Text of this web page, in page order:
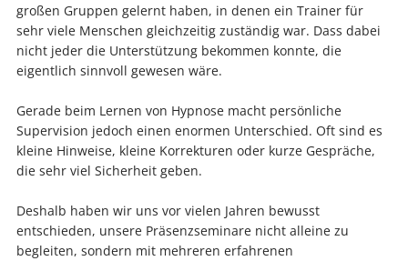
großen Gruppen gelernt haben, in denen ein Trainer für
sehr viele Menschen gleichzeitig zuständig war. Dass dabei
nicht jeder die Unterstützung bekommen konnte, die
eigentlich sinnvoll gewesen wäre.
Gerade beim Lernen von Hypnose macht persönliche
Supervision jedoch einen enormen Unterschied. Oft sind es
kleine Hinweise, kleine Korrekturen oder kurze Gespräche,
die sehr viel Sicherheit geben.
Deshalb haben wir uns vor vielen Jahren bewusst
entschieden, unsere Präsenzseminare nicht alleine zu
begleiten, sondern mit mehreren erfahrenen